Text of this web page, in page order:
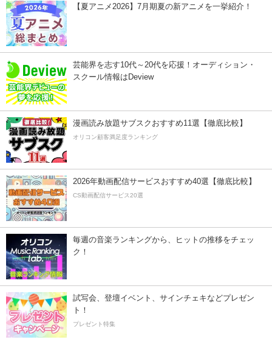
【夏アニメ2026】7月期夏の新アニメを一挙紹介！
芸能界を志す10代～20代を応援！オーディション・
スクール情報はDeview
漫画読み放題サブスクおすすめ11選【徹底比較】
オリコン顧客満足度ランキング
2026年動画配信サービスおすすめ40選【徹底比較】
CS動画配信サービス20選
毎週の音楽ランキングから、ヒットの推移をチェッ
ク！
試写会、登壇イベント、サインチェキなどプレゼン
ト！
プレゼント特集